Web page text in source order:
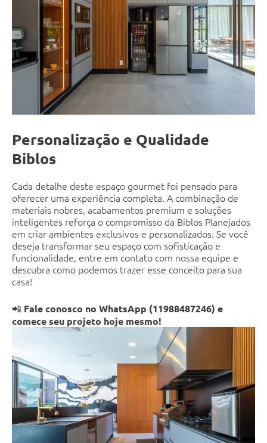
Personalização e Qualidade
Biblos
Cada detalhe deste espaço gourmet foi pensado para
oferecer uma experiência completa. A combinação de
materiais nobres, acabamentos premium e soluções
inteligentes reforça o compromisso da Biblos Planejados
em criar ambientes exclusivos e personalizados. Se você
deseja transformar seu espaço com sofisticação e
funcionalidade, entre em contato com nossa equipe e
descubra como podemos trazer esse conceito para sua
casa!
📲 Fale conosco no WhatsApp (11988487246) e
comece seu projeto hoje mesmo!